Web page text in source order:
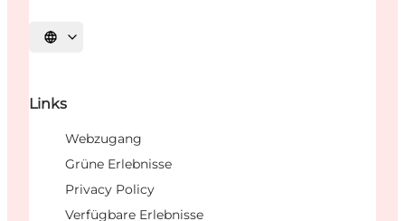
Sprache auswählen
Links
Webzugang
Grüne Erlebnisse
Privacy Policy
Verfügbare Erlebnisse